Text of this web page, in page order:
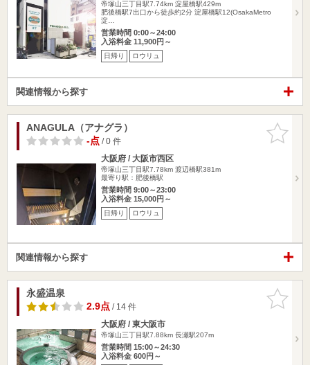
帝塚山三丁目駅7.74km 淀屋橋駅429m
肥後橋駅7出口から徒歩約2分 淀屋橋駅12(OsakaMetro
淀…
営業時間 0:00～24:00
入浴料金 11,900円～
日帰り ロウリュ
関連情報から探す
お気に入
りに追加
ANAGULA（アナグラ）
-点/ 0 件
大阪府 / 大阪市西区
帝塚山三丁目駅7.78km 渡辺橋駅381m
最寄り駅：肥後橋駅
営業時間 9:00～23:00
入浴料金 15,000円～
日帰り ロウリュ
関連情報から探す
お気に入
りに追加
永盛温泉
2.9点/ 14 件
大阪府 / 東大阪市
帝塚山三丁目駅7.88km 長瀬駅207m
営業時間 15:00～24:30
入浴料金 600円～